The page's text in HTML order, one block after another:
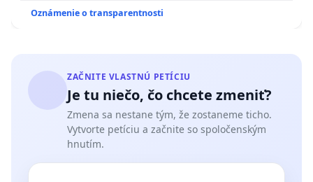
Oznámenie o transparentnosti
ZAČNITE VLASTNÚ PETÍCIU
Je tu niečo, čo chcete zmeniť?
Zmena sa nestane tým, že zostaneme ticho.
Vytvorte petíciu a začnite so spoločenským
hnutím.